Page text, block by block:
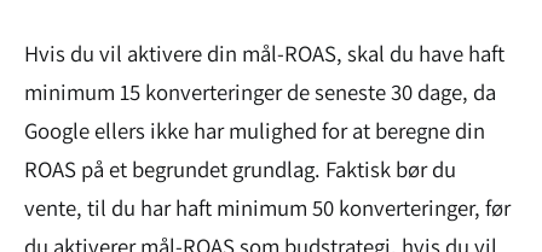
Hvis du vil aktivere din mål-ROAS, skal du have haft
minimum 15 konverteringer de seneste 30 dage, da
Google ellers ikke har mulighed for at beregne din
ROAS på et begrundet grundlag. Faktisk bør du
vente, til du har haft minimum 50 konverteringer, før